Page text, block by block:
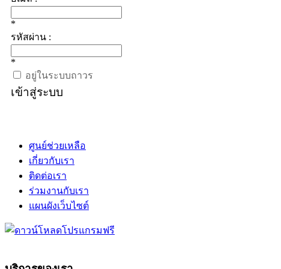
*
รหัสผ่าน :
*
อยู่ในระบบถาวร
เข้าสู่ระบบ
ศูนย์ช่วยเหลือ
เกี่ยวกับเรา
ติดต่อเรา
ร่วมงานกับเรา
แผนผังเว็บไซต์